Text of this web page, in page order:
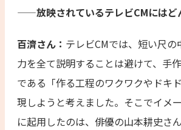
——放映されているテレビCMにはど
百濟さん： テレビCMでは、短い尺
力を全て説明することは避けて、手
である「作る工程のワクワクやドキ
現しようと考えました。そこでイメ
に起用したのは、俳優の山本耕史さ